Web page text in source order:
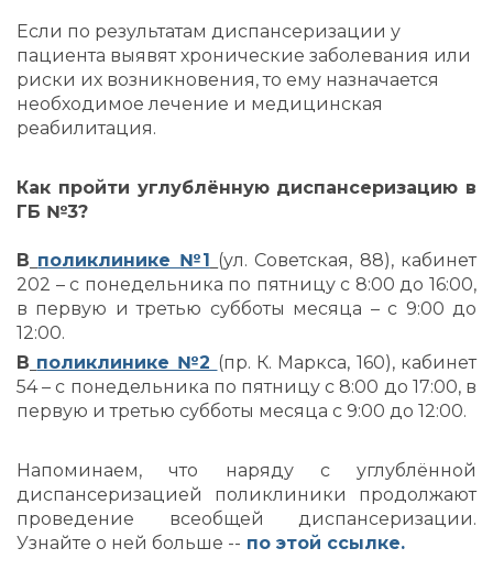
Если по результатам диспансеризации у
пациента выявят хронические заболевания или
риски их возникновения, то ему назначается
необходимое лечение и медицинская
реабилитация.
Как пройти углублённую диспансеризацию в
ГБ №3?
В поликлинике №1
(ул. Советская, 88), кабинет
202 – с понедельника по пятницу с 8:00 до 16:00,
в первую и третью субботы месяца – с 9:00 до
12:00.
В поликлинике №2 (пр. К. Маркса, 160), кабинет
54 – с понедельника по пятницу с 8:00 до 17:00, в
первую и третью субботы месяца с 9:00 до 12:00.
Напоминаем, что наряду с углублённой
диспансеризацией поликлиники продолжают
проведение всеобщей диспансеризации.
Узнайте о ней больше -- по этой ссылке.